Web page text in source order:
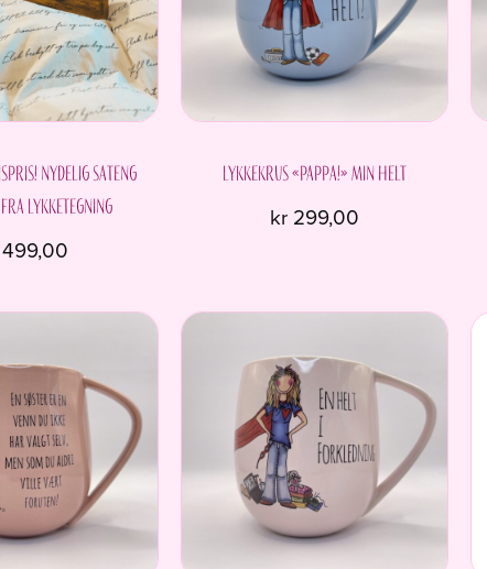
Nydelig sateng
Lykketegning
499,00
produktet
flere
varianter.
Alternativene
kan
velges
på
Lykkekrus «Pappa!» Min helt
kr299,00